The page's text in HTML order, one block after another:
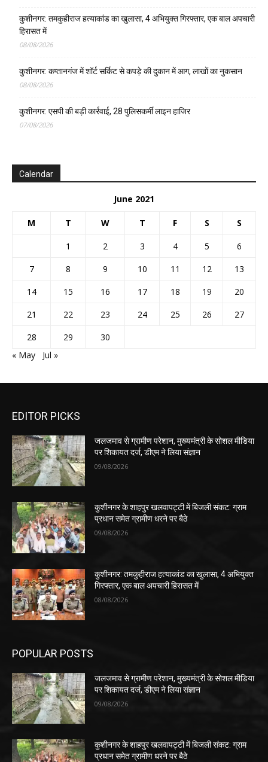
कुशीनगर: तमकुहीराज हत्याकांड का खुलासा, 4 अभियुक्त गिरफ्तार, एक बाल अपचारी
हिरासत में
08/08/2026
कुशीनगर: कप्तानगंज में शॉर्ट सर्किट से कपड़े की दुकान में आग, लाखों का नुकसान
08/08/2026
कुशीनगर: एसपी की बड़ी कार्रवाई, 28 पुलिसकर्मी लाइन हाजिर
07/08/2026
Calendar
June 2021
M T W T F S S
1 2 3 4 5
6
7
8 9 10 11 12
13
14
15 16 17 18 19
20
21
22 23 24 25 26
27
28
29
30
« May
Jul »
EDITOR PICKS
जलजमाव से ग्रामीण परेशान, मुख्यमंत्री के सोशल मीडिया
पर शिकायत दर्ज, डीएम ने लिया संज्ञान
09/08/2026
कुशीनगर के शाहपुर खलवापट्टी में बिजली संकट: ग्राम
प्रधान समेत ग्रामीण धरने पर बैठे
09/08/2026
कुशीनगर: तमकुहीराज हत्याकांड का खुलासा, 4 अभियुक्त
गिरफ्तार, एक बाल अपचारी हिरासत में
08/08/2026
POPULAR POSTS
जलजमाव से ग्रामीण परेशान, मुख्यमंत्री के सोशल मीडिया
पर शिकायत दर्ज, डीएम ने लिया संज्ञान
09/08/2026
कुशीनगर के शाहपुर खलवापट्टी में बिजली संकट: ग्राम
प्रधान समेत ग्रामीण धरने पर बैठे